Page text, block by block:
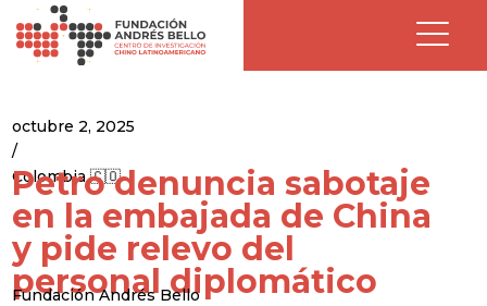
octubre 2, 2025
/
Colombia 🇨🇴
Petro denuncia sabotaje
en la embajada de China
y pide relevo del
personal diplomático
Fundación Andrés Bello